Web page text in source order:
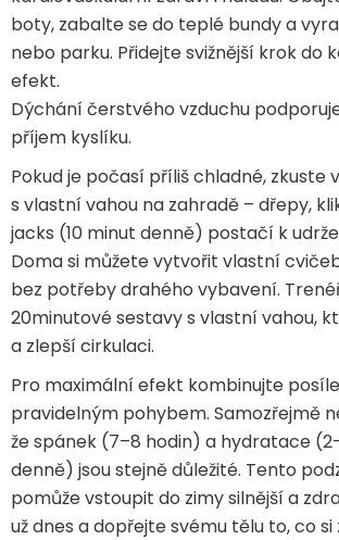
boty, zabalte se do teplé bundy a
nebo parku. Přidejte svižnější krok do
efekt.
Dýchání čerstvého vzduchu
příjem kyslíku.
Pokud je počasí příliš chladné, zkuste
s vlastní vahou na zahradě – dřepy,
jacks (10 minut denně) postačí k
Doma si můžete vytvořit vlastní
bez potřeby drahého vybavení.
20minutové sestavy s vlastní vahou,
a zlepší cirkulaci.
Pro maximální efekt kombinujte
pravidelným pohybem. Samozřejmě
že spánek (7–8 hodin) a hydratace
denně) jsou stejně důležité. Tento
pomůže vstoupit do zimy silnější a
už dnes a dopřejte svému tělu to, co si